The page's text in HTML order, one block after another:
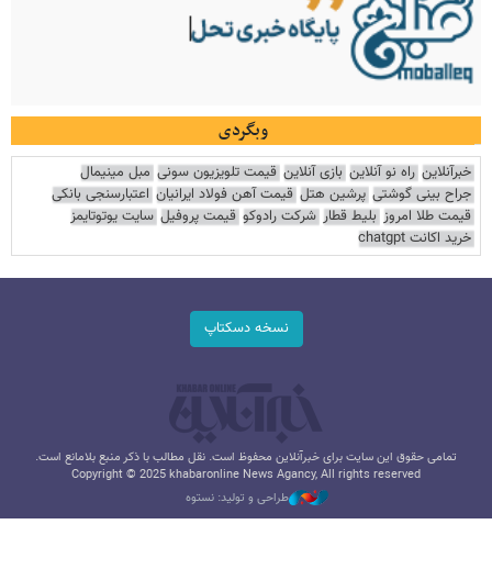
وبگردی
خبرآنلاین راه نو آنلاین بازی آنلاین قیمت تلویزیون سونی مبل مینیمال
جراح بینی گوشتی پرشین هتل قیمت آهن فولاد ایرانیان اعتبارسنجی بانکی
قیمت طلا امروز بلیط قطار شرکت رادوکو قیمت پروفیل سایت یوتوتایمز
خرید اکانت chatgpt
نسخه دسکتاپ
تمامی حقوق این سایت برای خبرآنلاین محفوظ است. نقل مطالب با ذکر منبع بلامانع است.
Copyright © 2025 khabaronline News Agancy, All rights reserved
طراحی و تولید: نستوه